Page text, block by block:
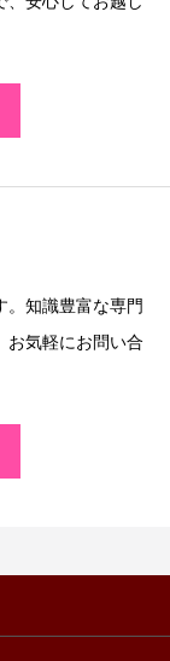
。知識豊富な専門
お気軽にお問い合